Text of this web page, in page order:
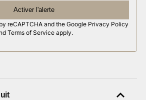
Activer l'alerte
reCAPTCHA and the Google Privacy Policy
Terms of Service apply.